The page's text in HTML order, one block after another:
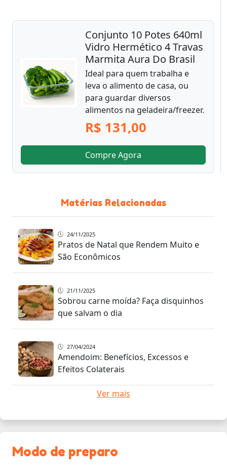
Conjunto 10 Potes 640ml
Vidro Hermético 4 Travas
Marmita Aura Do Brasil
Ideal para quem trabalha e
leva o alimento de casa, ou
para guardar diversos
alimentos na geladeira/freezer.
R$ 131,00
Compre Agora
Matérias Relacionadas
24/11/2025
Pratos de Natal que Rendem Muito e
São Econômicos
21/11/2025
Sobrou carne moída? Faça disquinhos
que salvam o dia
27/04/2024
Amendoim: Benefícios, Excessos e
Efeitos Colaterais
Ver mais
Modo de preparo